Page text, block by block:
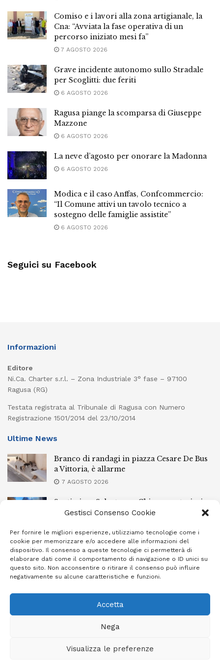
Gestisci Consenso Cookie
Per fornire le migliori esperienze, utilizziamo tecnologie come i
cookie per memorizzare e/o accedere alle informazioni del
dispositivo. Il consenso a queste tecnologie ci permetterà di
elaborare dati come il comportamento di navigazione o ID unici su
questo sito. Non acconsentire o ritirare il consenso può influire
negativamente su alcune caratteristiche e funzioni.
Accetta
Nega
Visualizza le preferenze
Comiso e i lavori alla zona artigianale, la
Cna: “Avviata la fase operativa di un
percorso iniziato mesi fa”
7 AGOSTO 2026
Grave incidente autonomo sullo Stradale
per Scoglitti: due feriti
6 AGOSTO 2026
Ragusa piange la scomparsa di Giuseppe
Mazzone
6 AGOSTO 2026
La neve d’agosto per onorare la Madonna
6 AGOSTO 2026
Modica e il caso Anffas, Confcommercio:
“Il Comune attivi un tavolo tecnico a
sostegno delle famiglie assistite”
6 AGOSTO 2026
Seguici su Facebook
Informazioni
Editore
Ni.Ca. Charter s.r.l. – Zona Industriale 3° fase – 97100
Ragusa (RG)
Testata registrata al Tribunale di Ragusa con Numero
Registrazione 1501/2014 del 23/10/2014
Ultime News
Branco di randagi in piazza Cesare De Bus
a Vittoria, è allarme
7 AGOSTO 2026
Santissimo Salvatore a Chiaramonte, ieri
sera la processione con il simulacro
L’Ebt Ragusa approva il regolamento di
conciliazione
7 AGOSTO 2026
Giornale Ibleo © 2023 - Powered byStudio Greco - Consulenza